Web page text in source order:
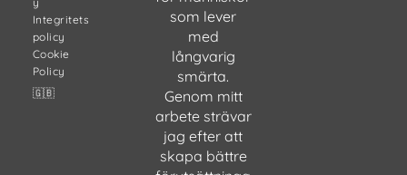
Integritets
policy
Cookie
Policy
🇬🇧
som lever
med
långvarig
smärta.
Genom mitt
arbete strävar
jag efter att
skapa bättre